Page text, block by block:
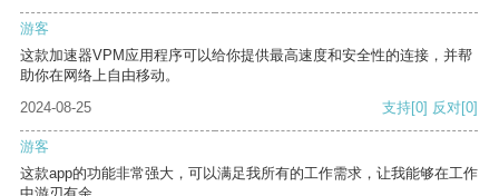
游客
这款加速器VPM应用程序可以给你提供最高速度和安全性的连接，并帮
助你在网络上自由移动。
2024-08-25
支持[0] 反对[0]
游客
这款app的功能非常强大，可以满足我所有的工作需求，让我能够在工作